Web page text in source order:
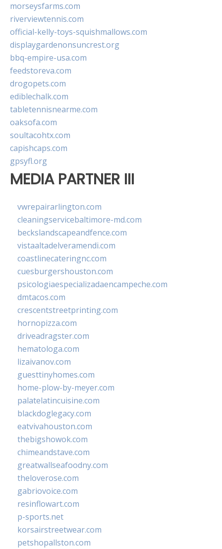
morseysfarms.com
riverviewtennis.com
official-kelly-toys-squishmallows.com
displaygardenonsuncrest.org
bbq-empire-usa.com
feedstoreva.com
drogopets.com
ediblechalk.com
tabletennisnearme.com
oaksofa.com
soultacohtx.com
capishcaps.com
gpsyfl.org
MEDIA PARTNER III
vwrepairarlington.com
cleaningservicebaltimore-md.com
beckslandscapeandfence.com
vistaaltadelveramendi.com
coastlinecateringnc.com
cuesburgershouston.com
psicologiaespecializadaencampeche.com
dmtacos.com
crescentstreetprinting.com
hornopizza.com
driveadragster.com
hematologa.com
lizaivanov.com
guesttinyhomes.com
home-plow-by-meyer.com
palatelatincuisine.com
blackdoglegacy.com
eatvivahouston.com
thebigshowok.com
chimeandstave.com
greatwallseafoodny.com
theloverose.com
gabriovoice.com
resinflowart.com
p-sports.net
korsairstreetwear.com
petshopallston.com